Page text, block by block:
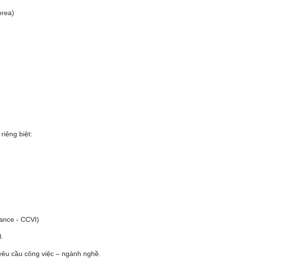
biệt:
- CCVI)
cầu công việc – ngành nghề.